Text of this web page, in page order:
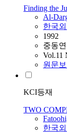
Finding the
Al-
한국
1992
중동
Vol.11
원문보
KCI등재
TWO
한국